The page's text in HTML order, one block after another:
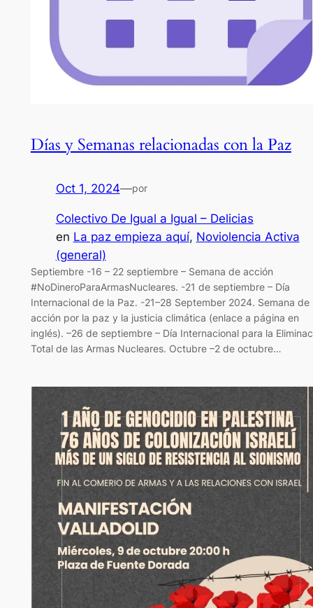
Días y Semanas relacionadas con la Paz
Oct 1, 2024—por
Colectivo De Igual a Igual – Delicias
en La paz empieza aquí, Noviolencia Activa
(general)
Septiembre -16 – 22 septiembre – Semana de acción
#NoDineroParaArmasNucleares. -21 de septiembre – Día
Internacional de la Paz. -21–28 September 2024. Semana de
acción por la paz y la justicia climática (enlace a página en
inglés). –26 de septiembre – Día Internacional para la
Total de las Armas Nucleares. Octubre –2 de octubre…